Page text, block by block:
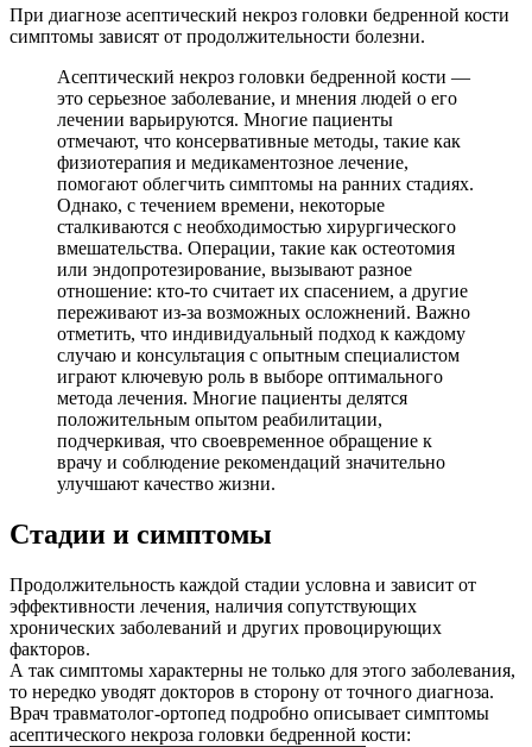
При диагнозе асептический некроз головки бедренной кости
симптомы зависят от продолжительности болезни.
Асептический некроз головки бедренной кости —
это серьезное заболевание, и мнения людей о его
лечении варьируются. Многие пациенты
отмечают, что консервативные методы, такие как
физиотерапия и медикаментозное лечение,
помогают облегчить симптомы на ранних стадиях.
Однако, с течением времени, некоторые
сталкиваются с необходимостью хирургического
вмешательства. Операции, такие как остеотомия
или эндопротезирование, вызывают разное
отношение: кто-то считает их спасением, а другие
переживают из-за возможных осложнений. Важно
отметить, что индивидуальный подход к каждому
случаю и консультация с опытным специалистом
играют ключевую роль в выборе оптимального
метода лечения. Многие пациенты делятся
положительным опытом реабилитации,
подчеркивая, что своевременное обращение к
врачу и соблюдение рекомендаций значительно
улучшают качество жизни.
Стадии и симптомы
Продолжительность каждой стадии условна и зависит от
эффективности лечения, наличия сопутствующих
хронических заболеваний и других провоцирующих
факторов.
А так симптомы характерны не только для этого заболевания,
то нередко уводят докторов в сторону от точного диагноза.
Врач травматолог-ортопед подробно описывает симптомы
асептического некроза головки бедренной кости: